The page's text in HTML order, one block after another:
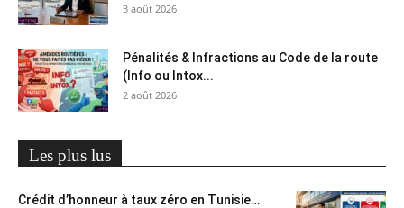
3 août 2026
Pénalités & Infractions au Code de la route
(Info ou Intox...
2 août 2026
Les plus lus
Crédit d’honneur à taux zéro en Tunisie…